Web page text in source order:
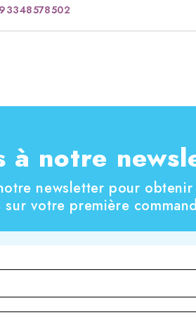
à notre
newsletter pour obtenir
sur votre première